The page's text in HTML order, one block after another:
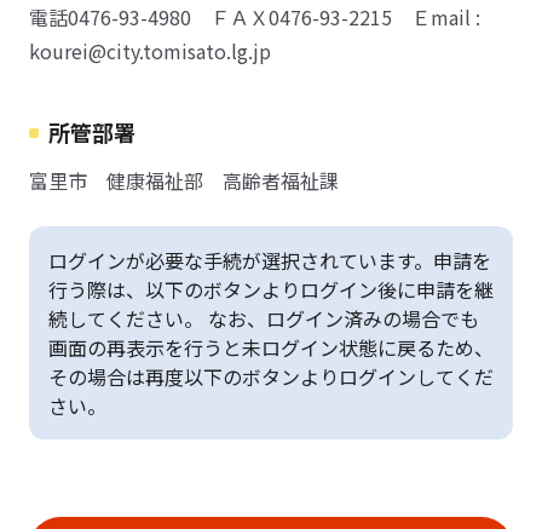
電話0476-93-4980 ＦＡＸ0476-93-2215 Ｅmail :
kourei@city.tomisato.lg.jp
所管部署
富里市 健康福祉部 高齢者福祉課
ログインが必要な手続が選択されています。申請を
行う際は、以下のボタンよりログイン後に申請を継
続してください。 なお、ログイン済みの場合でも
画面の再表示を行うと未ログイン状態に戻るため、
その場合は再度以下のボタンよりログインしてくだ
さい。